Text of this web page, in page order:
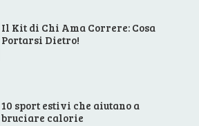
Il Kit di Chi Ama Correre: Cosa
Portarsi Dietro!
10 sport estivi che aiutano a
bruciare calorie